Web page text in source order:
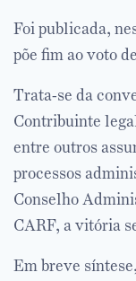
Foi publicada,
põe fim ao voto
Trata-se da
Contribuinte
entre outros
processos
Conselho
CARF, a vitória
Em breve